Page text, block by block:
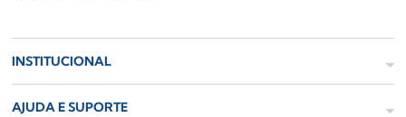
INSTITUCIONAL
AJUDA E SUPORTE